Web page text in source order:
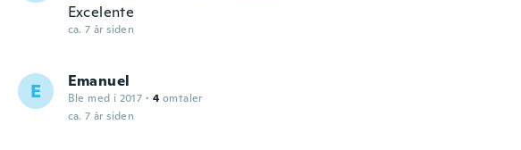
Excelente
ca. 7 år siden
E Emanuel
Ble med i 2017 · 4 omtaler
ca. 7 år siden